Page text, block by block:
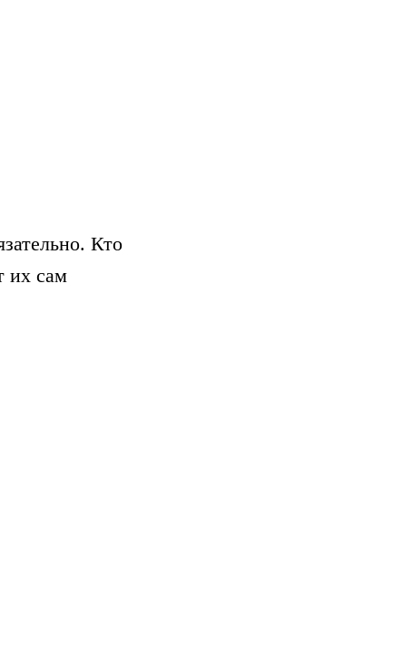
Кто
их сам